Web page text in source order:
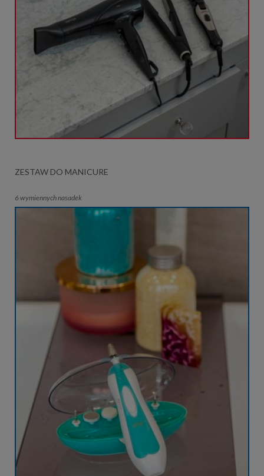
ZESTAW DO MANICURE
6 wymiennych nasadek